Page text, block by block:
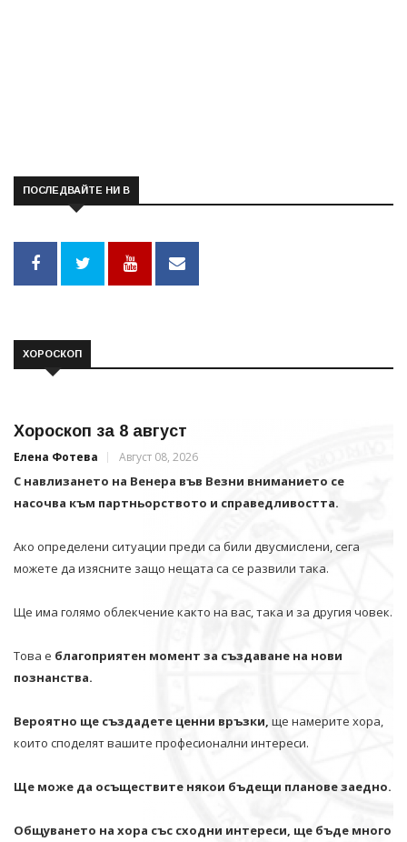
ПОСЛЕДВАЙТЕ НИ В
ХОРОСКОП
Хороскоп за 8 август
Елена Фотева Август 08, 2026
С навлизането на Венера във Везни вниманието се
насочва към партньорството и справедливостта.
Ако определени ситуации преди са били двусмислени, сега
можете да изясните защо нещата са се развили така.
Ще има голямо облекчение както на вас, така и за другия човек.
Това е благоприятен момент за създаване на нови
познанства.
Вероятно ще създадете ценни връзки, ще намерите хора,
които споделят вашите професионални интереси.
Ще може да осъществите някои бъдещи планове заедно.
Общуването на хора със сходни интереси, ще бъде много